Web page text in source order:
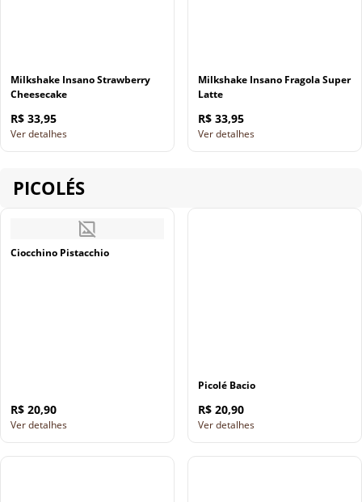
Milkshake Insano Strawberry
Cheesecake
R$ 33,95
Ver detalhes
Milkshake Insano Fragola Super
Latte
R$ 33,95
Ver detalhes
PICOLÉS
Ciocchino Pistacchio
R$ 20,90
Ver detalhes
Picolé Bacio
R$ 20,90
Ver detalhes